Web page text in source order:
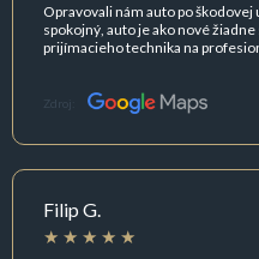
Opravovali nám auto po
spokojný, auto je ako nové
prijímacieho technika na
Zdroj:
Filip G.